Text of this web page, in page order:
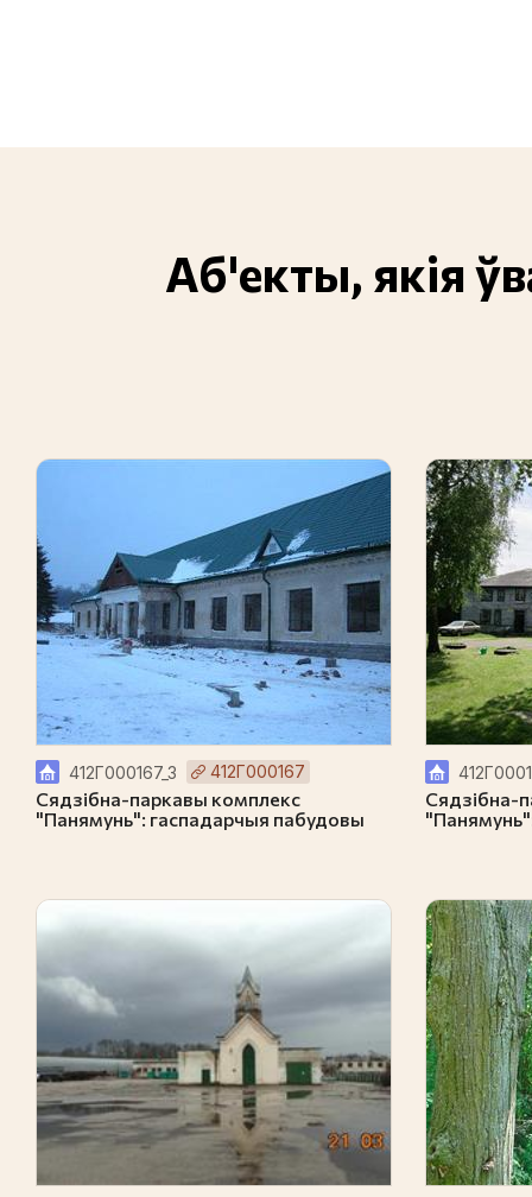
Аб'екты, якія
412Г000167_3 412Г000167
Сядзібна-паркавы комплекс
"Панямунь": гаспадарчыя пабудовы
Сядзібна-